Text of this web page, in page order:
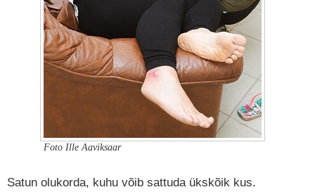
Foto Ille Aaviksaar
Satun olukorda, kuhu võib sattuda ükskõik kus.